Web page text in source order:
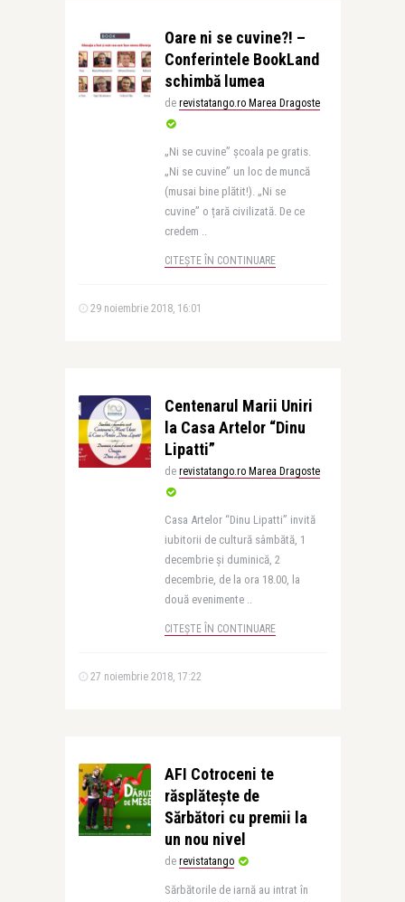
Oare ni se cuvine?! –
Conferintele BookLand
schimbă lumea
de revistatango.ro Marea Dragoste
„Ni se cuvine” școala pe gratis.
„Ni se cuvine” un loc de muncă
(musai bine plătit!). „Ni se
cuvine” o țară civilizată. De ce
credem ..
CITEȘTE ÎN CONTINUARE
29 noiembrie 2018, 16:01
Centenarul Marii Uniri
la Casa Artelor “Dinu
Lipatti”
de revistatango.ro Marea Dragoste
Casa Artelor “Dinu Lipatti” invită
iubitorii de cultură sâmbătă, 1
decembrie și duminică, 2
decembrie, de la ora 18.00, la
două evenimente ..
CITEȘTE ÎN CONTINUARE
27 noiembrie 2018, 17:22
AFI Cotroceni te
răsplătește de
Sărbători cu premii la
un nou nivel
de revistatango
Sărbătorile de iarnă au intrat în